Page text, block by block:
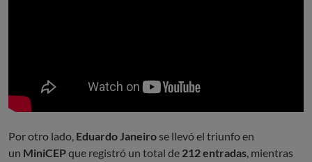
Por otro lado, Eduardo Janeiro se llevó el triunfo en
un MiniCEPque registró un total de 212 entradas, mientras